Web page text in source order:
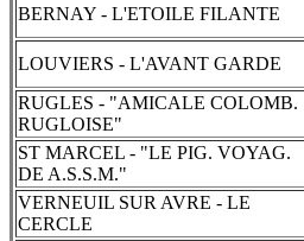
BERNAY - L'ETOILE FILANTE
LOUVIERS - L'AVANT GARDE
RUGLES - "AMICALE COLOMB.
RUGLOISE"
ST MARCEL - "LE PIG. VOYAG.
DE A.S.S.M."
VERNEUIL SUR AVRE - LE
CERCLE